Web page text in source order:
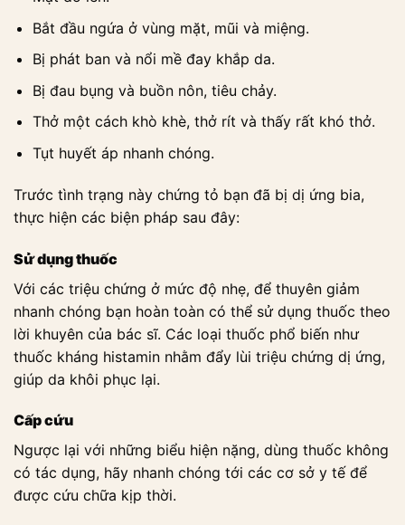
Bắt đầu ngứa ở vùng mặt, mũi và miệng.
Bị phát ban và nổi mề đay khắp da.
Bị đau bụng và buồn nôn, tiêu chảy.
Thở một cách khò khè, thở rít và thấy rất khó thở.
Tụt huyết áp nhanh chóng.
Trước tình trạng này chứng tỏ bạn đã bị dị ứng bia,
thực hiện các biện pháp sau đây:
Sử dụng thuốc
Với các triệu chứng ở mức độ nhẹ, để thuyên giảm
nhanh chóng bạn hoàn toàn có thể sử dụng thuốc theo
lời khuyên của bác sĩ. Các loại thuốc phổ biến như
thuốc kháng histamin nhằm đẩy lùi triệu chứng dị ứng,
giúp da khôi phục lại.
Cấp cứu
Ngược lại với những biểu hiện nặng, dùng thuốc không
có tác dụng, hãy nhanh chóng tới các cơ sở y tế để
được cứu chữa kịp thời.